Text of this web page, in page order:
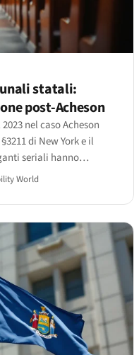
statali:
post-Acheson
nel caso Acheson
di New York e il
seriali hanno
stile ADA dai ruoli
World